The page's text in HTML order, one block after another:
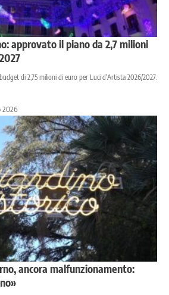
approvato il piano da 2,7 milioni
di 2,75 milioni di euro per Luci d'Artista 2026/2027.
2026
ancora malfunzionamento: